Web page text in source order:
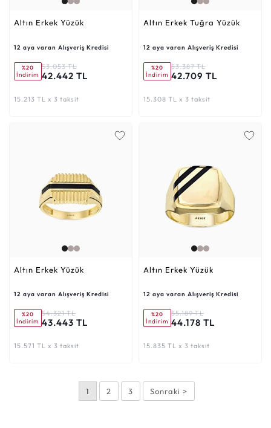
Altın Erkek Yüzük
12 aya varan Alışveriş Kredisi
%20
İndirim
53.053 TL
42.442 TL
15.213 TL x 3 taksit
Altın Erkek Tuğra Yüzük
12 aya varan Alışveriş Kredisi
%20
İndirim
53.387 TL
42.709 TL
15.308 TL x 3 taksit
Altın Erkek Yüzük
12 aya varan Alışveriş Kredisi
%20
İndirim
54.321 TL
43.443 TL
15.571 TL x 3 taksit
Altın Erkek Yüzük
12 aya varan Alışveriş Kredisi
%20
İndirim
55.189 TL
44.178 TL
15.835 TL x 3 taksit
1 2 3 Sonraki >